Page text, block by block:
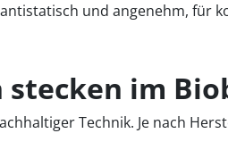
und angenehm, für
im
Technik. Je nach